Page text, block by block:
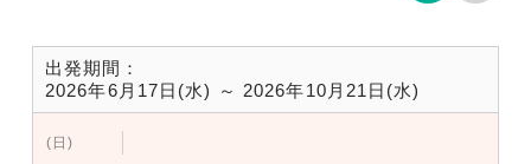
出発期間：
2026年6月17日(水) ～ 2026年10月21日(水)
(日)